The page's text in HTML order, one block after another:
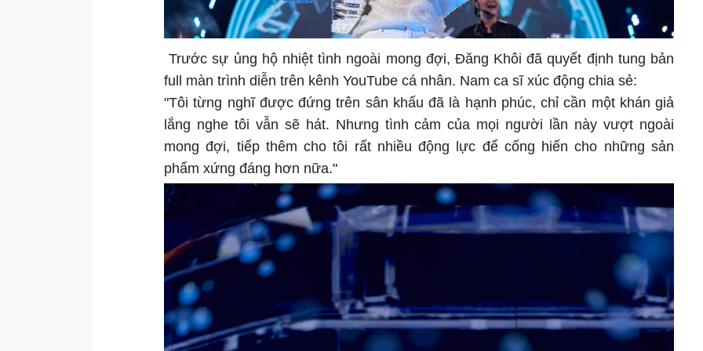
Trước sự ủng hộ nhiệt tình ngoài mong đợi, Đăng Khôi đã quyết định tung bản
full màn trình diễn trên kênh YouTube cá nhân. Nam ca sĩ xúc động chia sẻ:
"Tôi từng nghĩ được đứng trên sân khấu đã là hạnh phúc, chỉ cần một khán giả
lắng nghe tôi vẫn sẽ hát. Nhưng tình cảm của mọi người lần này vượt ngoài
mong đợi, tiếp thêm cho tôi rất nhiều động lực để cống hiến cho những sản
phẩm xứng đáng hơn nữa."